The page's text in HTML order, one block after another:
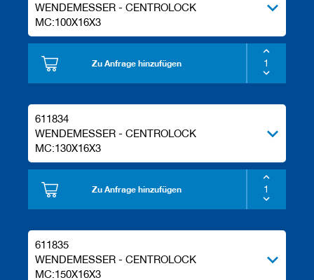
WENDEMESSER - CENTROLOCK
MC:100X16X3
Zu Anfrage hinzufügen
611834
WENDEMESSER - CENTROLOCK
MC:130X16X3
Zu Anfrage hinzufügen
611835
WENDEMESSER - CENTROLOCK
MC:150X16X3